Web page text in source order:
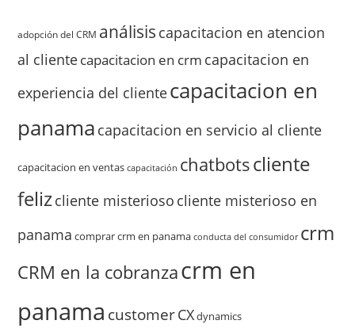
adopción del CRM análisis capacitacion en atencion
al clientecapacitacion en crm capacitacion en
experiencia del clientecapacitacion en
panama capacitacion en servicio al cliente
capacitacion en ventas capacitación chatbotscliente
felizcliente misterioso cliente misterioso en
panama comprar crm en panama conducta del consumidor crm
CRM en la cobranzacrm en
panama customerCXdynamics